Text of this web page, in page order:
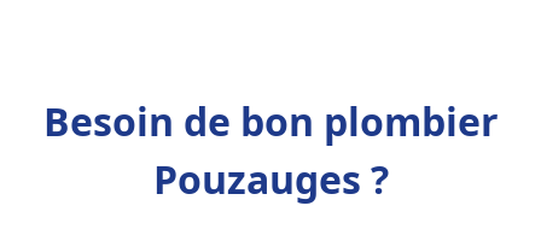
Besoin de bon plombier
Pouzauges ?